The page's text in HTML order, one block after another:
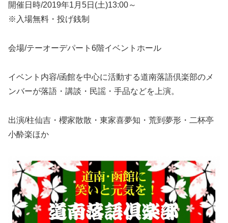
開催日時/2019年1月5日(土)13:00～
※入場無料・投げ銭制
会場/テーオーデパート6階イベントホール
イベント内容/函館を中心に活動する道南落語倶楽部のメ
ンバーが落語・講談・民謡・手品などを上演。
出演/柱仙吉・櫻家散散・東家喜夢知・荒到夢形・二杯亭
小酔楽ほか